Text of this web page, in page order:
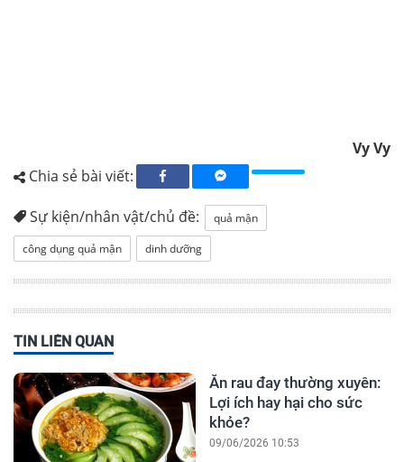
Vy Vy
Chia sẻ bài viết:
Sự kiện/nhân vật/chủ đề:
quả mận
công dụng quả mận
dinh dưỡng
TIN LIÊN QUAN
Ăn rau đay thường xuyên:
Lợi ích hay hại cho sức
khỏe?
09/06/2026 10:53